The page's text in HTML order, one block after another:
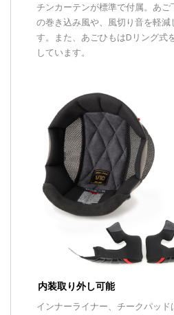
チンカーテンが標準で付属。あご
の巻き込み風や、風切り音を軽減
す。また、あごひもはDリング式
しています。
内装取り外し可能
インナーライナー、チークパッド